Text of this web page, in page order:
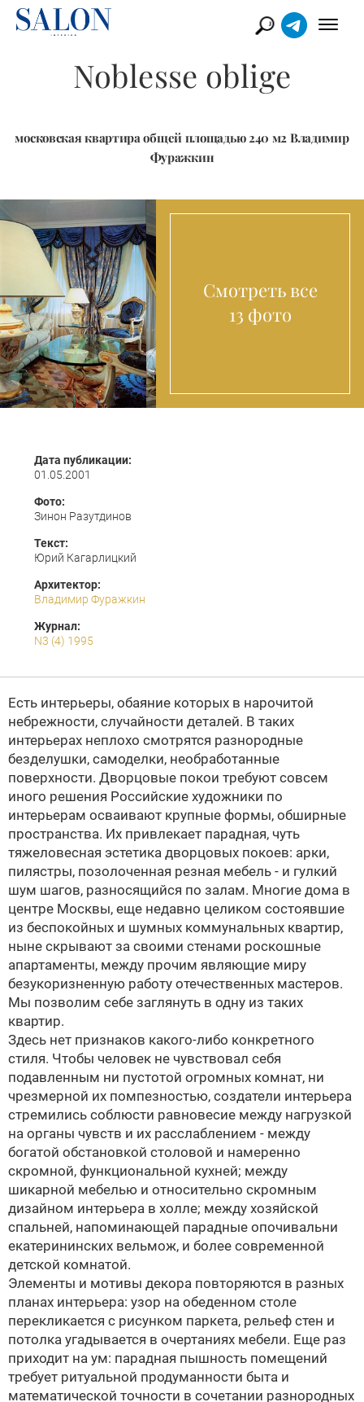
Noblesse oblige
московская квартира общей площадью 240 м2 Владимир
Фуражкин
Смотреть все
13 фото
Дата публикации:
01.05.2001
Фото:
Зинон Разутдинов
Текст:
Юрий Кагарлицкий
Архитектор:
Владимир Фуражкин
Журнал:
N3 (4) 1995
Есть интерьеры, обаяние которых в нарочитой
небрежности, случайности деталей. В таких
интерьерах неплохо смотрятся разнородные
безделушки, самоделки, необработанные
поверхности. Дворцовые покои требуют совсем
иного решения Российские художники по
интерьерам осваивают крупные формы, обширные
пространства. Их привлекает парадная, чуть
тяжеловесная эстетика дворцовых покоев: арки,
пилястры, позолоченная резная мебель - и гулкий
шум шагов, разносящийся по залам. Многие дома в
центре Москвы, еще недавно целиком состоявшие
из беспокойных и шумных коммунальных квартир,
ныне скрывают за своими стенами роскошные
апартаменты, между прочим являющие миру
безукоризненную работу отечественных мастеров.
Мы позволим себе заглянуть в одну из таких
квартир.
Здесь нет признаков какого-либо конкретного
стиля. Чтобы человек не чувствовал себя
подавленным ни пустотой огромных комнат, ни
чрезмерной их помпезностью, создатели интерьера
стремились соблюсти равновесие между нагрузкой
на органы чувств и их расслаблением - между
богатой обстановкой столовой и намеренно
скромной, функциональной кухней; между
шикарной мебелью и относительно скромным
дизайном интерьера в холле; между хозяйской
спальней, напоминающей парадные опочивальни
екатерининских вельмож, и более современной
детской комнатой.
Элементы и мотивы декора повторяются в разных
планах интерьера: узор на обеденном столе
перекликается с рисунком паркета, рельеф стен и
потолка угадывается в очертаниях мебели. Еще раз
приходит на ум: парадная пышность помещений
требует ритуальной продуманности быта и
математической точности в сочетании разнородных